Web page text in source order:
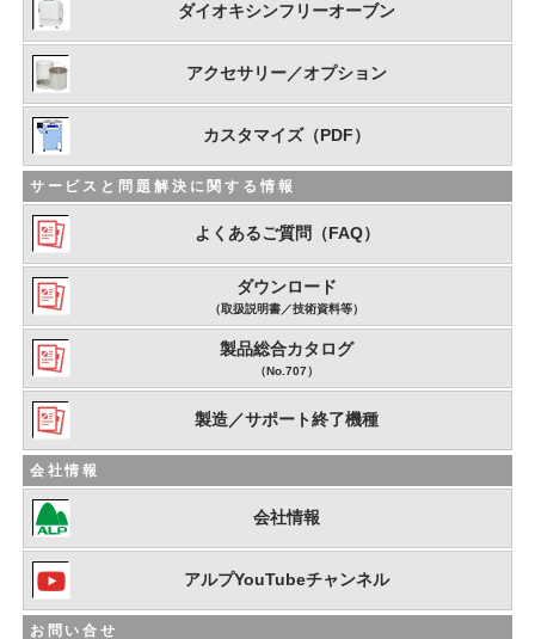
ダイオキシンフリーオーブン
アクセサリー／オプション
カスタマイズ（PDF）
サービスと問題解決に関する情報
よくあるご質問（FAQ）
ダウンロード
（取扱説明書／技術資料等）
製品総合カタログ
（No.707）
製造／サポート終了機種
会社情報
会社情報
アルプYouTubeチャンネル
お問い合せ